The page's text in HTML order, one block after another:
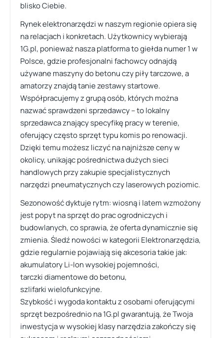
blisko Ciebie.
Rynek elektronarzędzi w naszym regionie opiera się
na relacjach i konkretach. Użytkownicy wybierają
1G.pl, ponieważ nasza platforma to giełda numer 1 w
Polsce, gdzie profesjonalni fachowcy odnajdą
używane maszyny do betonu czy piły tarczowe, a
amatorzy znajdą tanie zestawy startowe.
Współpracujemy z grupą osób, których można
nazwać sprawdzeni sprzedawcy – to lokalny
sprzedawca znający specyfikę pracy w terenie,
oferujący często sprzęt typu komis po renowacji.
Dzięki temu możesz liczyć na najniższe ceny w
okolicy, unikając pośrednictwa dużych sieci
handlowych przy zakupie specjalistycznych
narzędzi pneumatycznych czy laserowych poziomic.
Sezonowość dyktuje rytm: wiosną i latem wzmożony
jest popyt na sprzęt do prac ogrodniczych i
budowlanych, co sprawia, że oferta dynamicznie się
zmienia. Śledź nowości w kategorii Elektronarzędzia,
gdzie regularnie pojawiają się akcesoria takie jak:
akumulatory Li-Ion wysokiej pojemności,
tarczki diamentowe do betonu,
szlifarki wielofunkcyjne.
Szybkość i wygoda kontaktu z osobami oferującymi
sprzęt bezpośrednio na 1G.pl gwarantują, że Twoja
inwestycja w wysokiej klasy narzędzia zakończy się